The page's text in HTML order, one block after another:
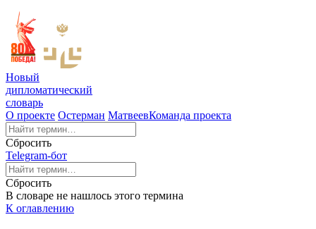
Новый
дипломатический
словарь
О проекте Остерман МатвеевКоманда проекта
Сбросить
Telegram-бот
Сбросить
В словаре не нашлось этого термина
К оглавлению